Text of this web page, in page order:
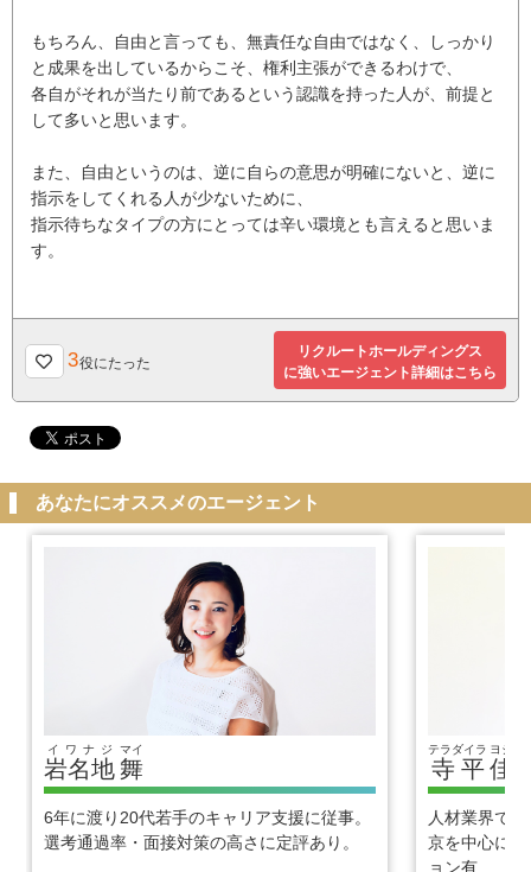
もちろん、自由と言っても、無責任な自由ではなく、しっかり
と成果を出しているからこそ、権利主張ができるわけで、
各自がそれが当たり前であるという認識を持った人が、前提と
して多いと思います。
また、自由というのは、逆に自らの意思が明確にないと、逆に
指示をしてくれる人が少ないために、
指示待ちなタイプの方にとっては辛い環境とも言えると思いま
す。
3役にたった
リクルートホールディングス
に強いエージェント詳細はこちら
あなたにオススメのエージェント
岩名地
イワナジ
舞
マイ
6年に渡り20代若手のキャリア支援に従事。
選考通過率・面接対策の高さに定評あり。
寺平
テラダイラ
佳
ヨシヒ
人材業界で
京を中心に
ョン有